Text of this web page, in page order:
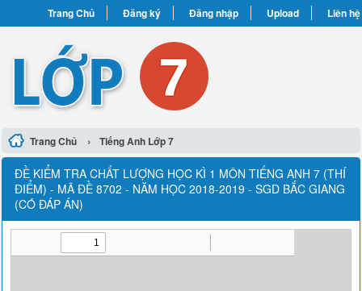
Trang Chủ Đăng ký Đăng nhập Upload Liên hệ
Trang Chủ › Tiếng Anh Lớp 7
ĐỀ KIỂM TRA CHẤT LƯỢNG HỌC KÌ 1 MÔN TIẾNG ANH 7 (THÍ
ĐIỂM) - MÃ ĐỀ 8702 - NĂM HỌC 2018-2019 - SGD BẮC GIANG
(CÓ ĐÁP ÁN)